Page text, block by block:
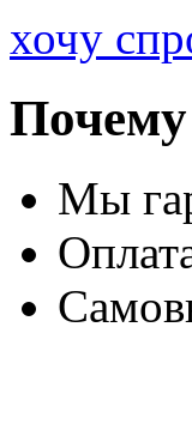
хочу
Почему
Мы